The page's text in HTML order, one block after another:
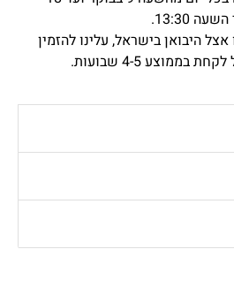
13:30.
היבואן בישראל, עלינו להזמין
4-5 שבועות.